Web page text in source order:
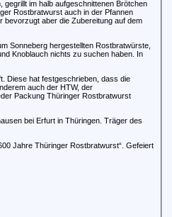
im halb aufgeschnittenen Brötchen
Rostbratwurst auch in der Pfannen
aber die Zubereitung auf dem
Sonneberg hergestellten Rostbratwürste,
Knoblauch nichts zu suchen haben. In
Diese hat festgeschrieben, dass die
auch der HTW, der
Packung Thüringer Rostbratwurst
bei Erfurt in Thüringen. Träger des
Jahre Thüringer Rostbratwurst“. Gefeiert